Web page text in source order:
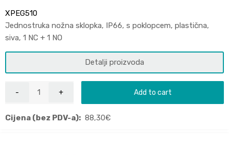
XPEG510
Jednostruka nožna sklopka, IP66, s poklopcem, plastična,
siva, 1 NC + 1 NO
Detalji proizvoda
Add to cart
Cijena (bez PDV-a): 88,30€